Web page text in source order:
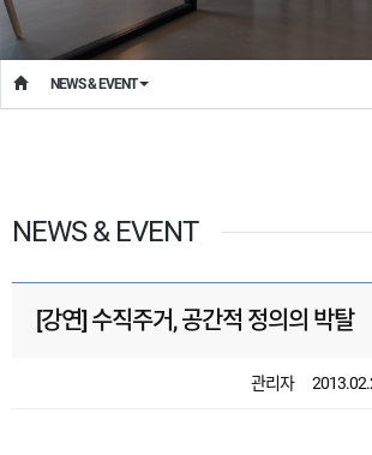
NEWS & EVENT
NEWS & EVENT
[강연] 수직주거, 공간적 정의의 박탈
관리자